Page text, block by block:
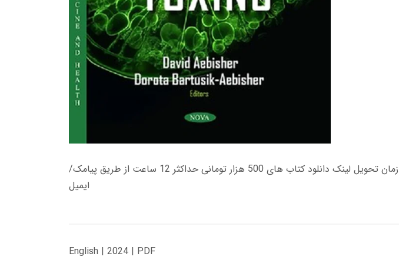
زمان تحویل کتاب های 600 هزار تومانی دانلود فوری از حساب کاربری می باشد، و زمان تحویل لینک دانلود کتاب های 500 هزار تومانی حداکثر 12 ساعت از طریق پیامک/
ایمیل
English | 2024 | PDF